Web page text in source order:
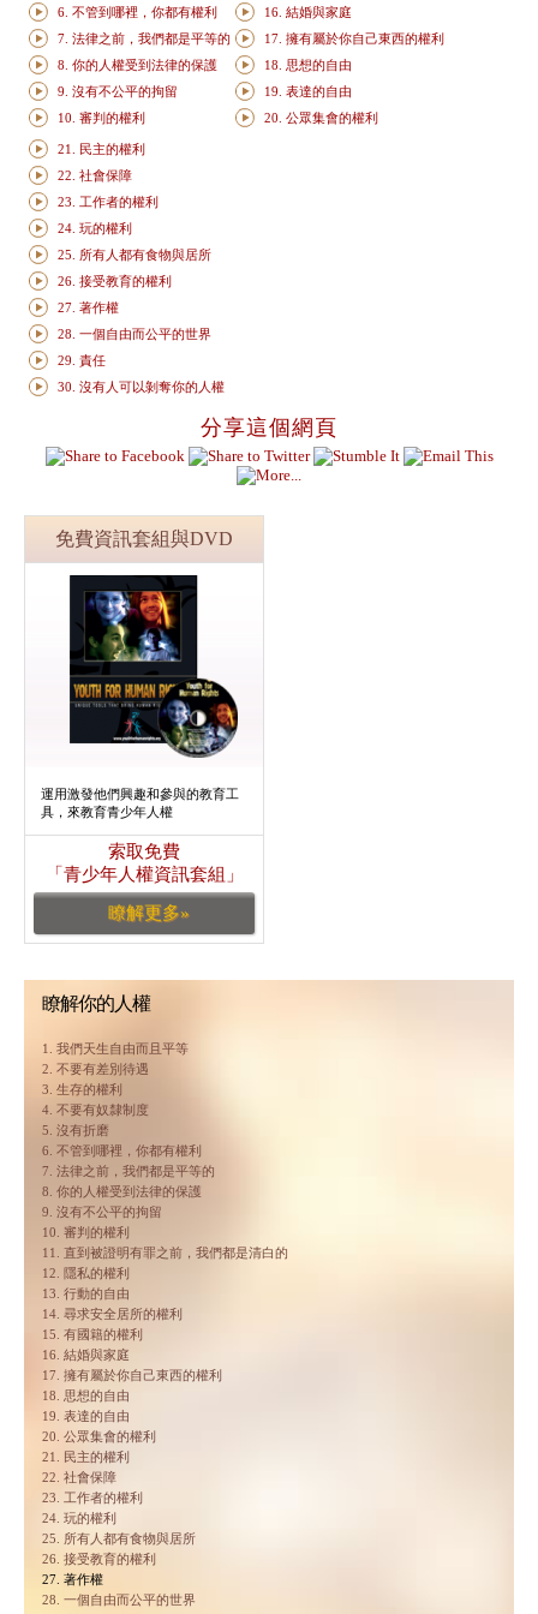
分享這個網頁
免費資訊套組與DVD
運用激發他們興趣和參與的教育工
具，來教育青少年人權
索取免費
「青少年人權資訊套組」
瞭解更多»
瞭解你的人權
1. 我們天生自由而且平等
2. 不要有差別待遇
3. 生存的權利
4. 不要有奴隸制度
5. 沒有折磨
6. 不管到哪裡，你都有權利
7. 法律之前，我們都是平等的
8. 你的人權受到法律的保護
9. 沒有不公平的拘留
10. 審判的權利
11. 直到被證明有罪之前，我們都是清白的
12. 隱私的權利
13. 行動的自由
14. 尋求安全居所的權利
15. 有國籍的權利
16. 結婚與家庭
17. 擁有屬於你自己東西的權利
18. 思想的自由
19. 表達的自由
20. 公眾集會的權利
21. 民主的權利
22. 社會保障
23. 工作者的權利
24. 玩的權利
25. 所有人都有食物與居所
26. 接受教育的權利
27. 著作權
28. 一個自由而公平的世界
6. 不管到哪裡，你都有權利
7. 法律之前，我們都是平等的
8. 你的人權受到法律的保護
9. 沒有不公平的拘留
10. 審判的權利
16. 結婚與家庭
17. 擁有屬於你自己東西的權利
18. 思想的自由
19. 表達的自由
20. 公眾集會的權利
21. 民主的權利
22. 社會保障
23. 工作者的權利
24. 玩的權利
25. 所有人都有食物與居所
26. 接受教育的權利
27. 著作權
28. 一個自由而公平的世界
29. 責任
30. 沒有人可以剝奪你的人權